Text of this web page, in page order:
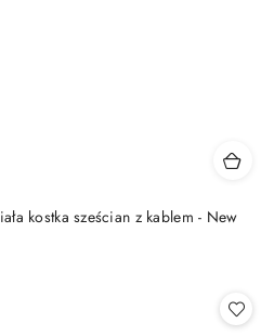
kostka sześcian z kablem - New